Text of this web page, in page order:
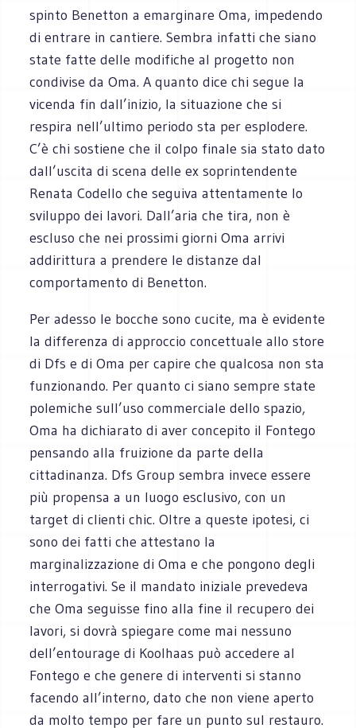
spinto Benetton a emarginare Oma, impedendo
di entrare in cantiere. Sembra infatti che siano
state fatte delle modifiche al progetto non
condivise da Oma. A quanto dice chi segue la
vicenda fin dall’inizio, la situazione che si
respira nell’ultimo periodo sta per esplodere.
C’è chi sostiene che il colpo finale sia stato dato
dall’uscita di scena delle ex soprintendente
Renata Codello che seguiva attentamente lo
sviluppo dei lavori. Dall’aria che tira, non è
escluso che nei prossimi giorni Oma arrivi
addirittura a prendere le distanze dal
comportamento di Benetton.
Per adesso le bocche sono cucite, ma è evidente
la differenza di approccio concettuale allo store
di Dfs e di Oma per capire che qualcosa non sta
funzionando. Per quanto ci siano sempre state
polemiche sull’uso commerciale dello spazio,
Oma ha dichiarato di aver concepito il Fontego
pensando alla fruizione da parte della
cittadinanza. Dfs Group sembra invece essere
più propensa a un luogo esclusivo, con un
target di clienti chic. Oltre a queste ipotesi, ci
sono dei fatti che attestano la
marginalizzazione di Oma e che pongono degli
interrogativi. Se il mandato iniziale prevedeva
che Oma seguisse fino alla fine il recupero dei
lavori, si dovrà spiegare come mai nessuno
dell’entourage di Koolhaas può accedere al
Fontego e che genere di interventi si stanno
facendo all’interno, dato che non viene aperto
da molto tempo per fare un punto sul restauro.